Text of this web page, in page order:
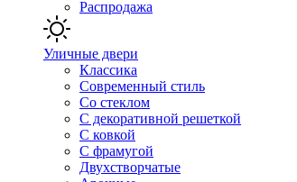
Распродажа
Уличные двери
Классика
Современный стиль
Со стеклом
С декоративной решеткой
С ковкой
С фрамугой
Двухстворчатые